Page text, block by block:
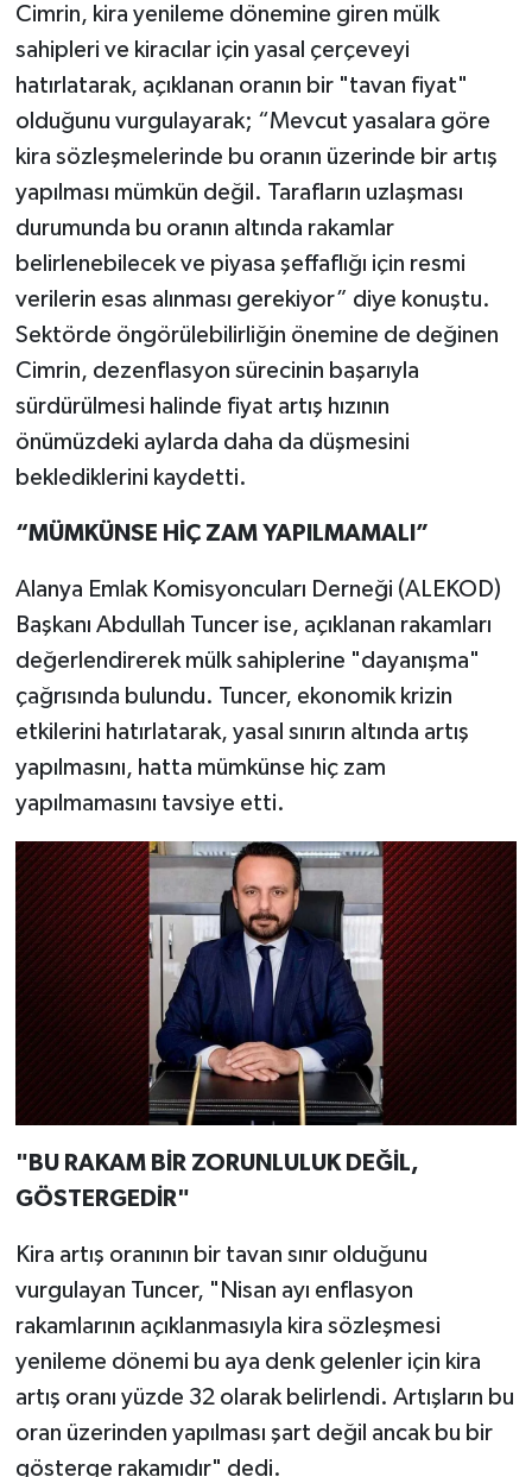
Cimrin, kira yenileme dönemine giren mülk
sahipleri ve kiracılar için yasal çerçeveyi
hatırlatarak, açıklanan oranın bir "tavan fiyat"
olduğunu vurgulayarak; “Mevcut yasalara göre
kira sözleşmelerinde bu oranın üzerinde bir artış
yapılması mümkün değil. Tarafların uzlaşması
durumunda bu oranın altında rakamlar
belirlenebilecek ve piyasa şeffaflığı için resmi
verilerin esas alınması gerekiyor” diye konuştu.
Sektörde öngörülebilirliğin önemine de değinen
Cimrin, dezenflasyon sürecinin başarıyla
sürdürülmesi halinde fiyat artış hızının
önümüzdeki aylarda daha da düşmesini
beklediklerini kaydetti.
“MÜMKÜNSE HİÇ ZAM YAPILMAMALI”
Alanya Emlak Komisyoncuları Derneği (ALEKOD)
Başkanı Abdullah Tuncer ise, açıklanan rakamları
değerlendirerek mülk sahiplerine "dayanışma"
çağrısında bulundu. Tuncer, ekonomik krizin
etkilerini hatırlatarak, yasal sınırın altında artış
yapılmasını, hatta mümkünse hiç zam
yapılmamasını tavsiye etti.
"BU RAKAM BİR ZORUNLULUK DEĞİL,
GÖSTERGEDİR"
Kira artış oranının bir tavan sınır olduğunu
vurgulayan Tuncer, "Nisan ayı enflasyon
rakamlarının açıklanmasıyla kira sözleşmesi
yenileme dönemi bu aya denk gelenler için kira
artış oranı yüzde 32 olarak belirlendi. Artışların bu
oran üzerinden yapılması şart değil ancak bu bir
gösterge rakamıdır" dedi.